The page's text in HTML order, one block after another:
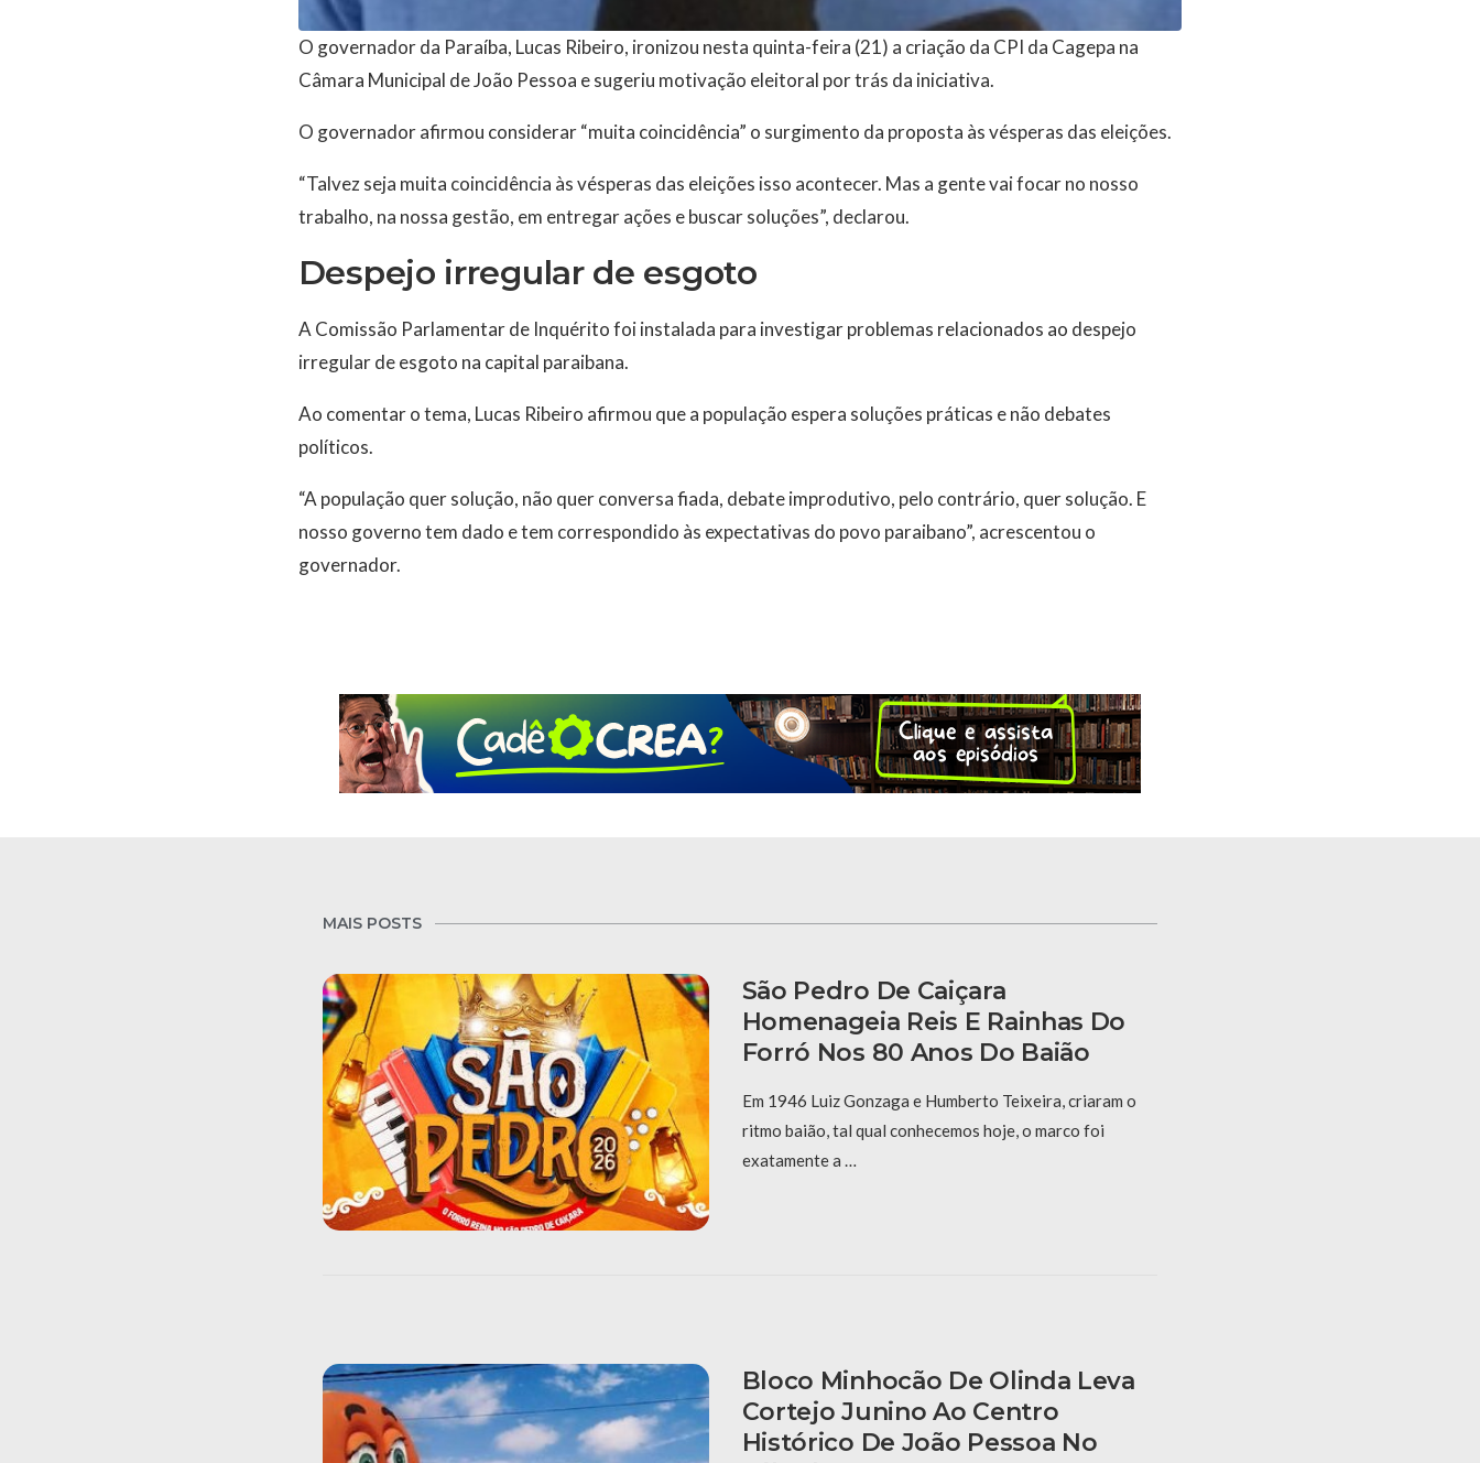
O governador da Paraíba, Lucas Ribeiro, ironizou nesta quinta-feira (21) a criação da CPI da Cagepa na
Câmara Municipal de João Pessoa e sugeriu motivação eleitoral por trás da iniciativa.
O governador afirmou considerar “muita coincidência” o surgimento da proposta às vésperas das eleições.
“Talvez seja muita coincidência às vésperas das eleições isso acontecer. Mas a gente vai focar no nosso
trabalho, na nossa gestão, em entregar ações e buscar soluções”, declarou.
Despejo irregular de esgoto
A Comissão Parlamentar de Inquérito foi instalada para investigar problemas relacionados ao despejo
irregular de esgoto na capital paraibana.
Ao comentar o tema, Lucas Ribeiro afirmou que a população espera soluções práticas e não debates
políticos.
“A população quer solução, não quer conversa fiada, debate improdutivo, pelo contrário, quer solução. E
nosso governo tem dado e tem correspondido às expectativas do povo paraibano”, acrescentou o
governador.
MAIS POSTS
São Pedro De Caiçara
Homenageia Reis E Rainhas Do
Forró Nos 80 Anos Do Baião
Em 1946 Luiz Gonzaga e Humberto Teixeira, criaram o
ritmo baião, tal qual conhecemos hoje, o marco foi
exatamente a …
Bloco Minhocão De Olinda Leva
Cortejo Junino Ao Centro
Histórico De João Pessoa No